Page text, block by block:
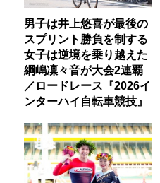
男子は井上悠喜が最後の
スプリント勝負を制する
女子は逆境を乗り越えた
綱嶋凜々音が大会2連覇
／ロードレース『2026イ
ンターハイ自転車競技』